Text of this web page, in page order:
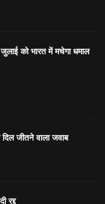
को भारत में मचेगा धमाल
दिल जीतने वाला जवाब
रद्द